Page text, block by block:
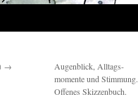
→
Augenblick, Alltags-
momente und Stimmung.
Offenes Skizzenbuch.